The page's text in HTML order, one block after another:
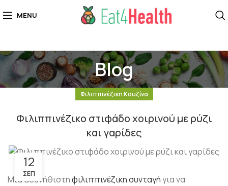
MENU
Blog
Φιλιππινέζικη Κουζίνα
Φιλιππινέζικο στιφάδο χοιρινού με ρύζι
και γαρίδες
12
ΣΕΠ
Μια ασυνήθιστηφιλιππινέζικη συνταγήγια να